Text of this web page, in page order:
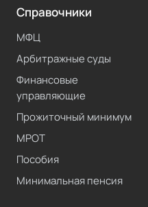
Справочники
МФЦ
Арбитражные суды
Финансовые
управляющие
Прожиточный минимум
МРОТ
Пособия
Минимальная пенсия